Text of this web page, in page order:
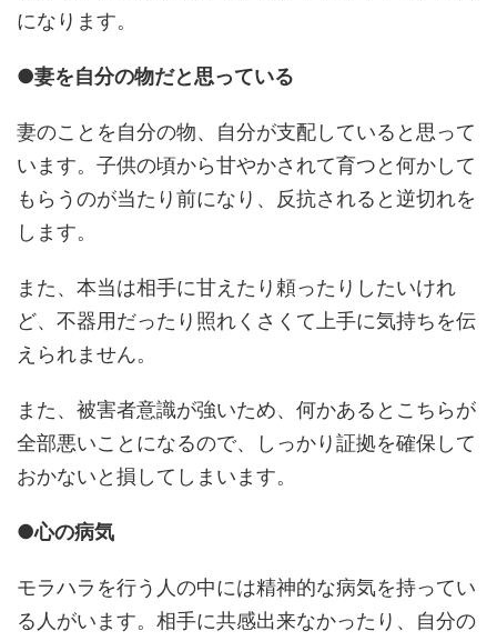
になります。
●妻を自分の物だと思っている
妻のことを自分の物、自分が支配していると思って
います。子供の頃から甘やかされて育つと何かして
もらうのが当たり前になり、反抗されると逆切れを
します。
また、本当は相手に甘えたり頼ったりしたいけれ
ど、不器用だったり照れくさくて上手に気持ちを伝
えられません。
また、被害者意識が強いため、何かあるとこちらが
全部悪いことになるので、しっかり証拠を確保して
おかないと損してしまいます。
●心の病気
モラハラを行う人の中には精神的な病気を持ってい
る人がいます。相手に共感出来なかったり、自分の